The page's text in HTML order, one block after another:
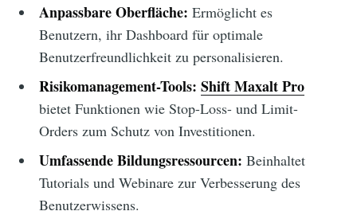
Anpassbare Oberfläche: Ermöglicht es
Benutzern, ihr Dashboard für optimale
Benutzerfreundlichkeit zu personalisieren.
Risikomanagement-Tools: Shift Maxalt Pro
bietet Funktionen wie Stop-Loss- und Limit-
Orders zum Schutz von Investitionen.
Umfassende Bildungsressourcen: Beinhaltet
Tutorials und Webinare zur Verbesserung des
Benutzerwissens.